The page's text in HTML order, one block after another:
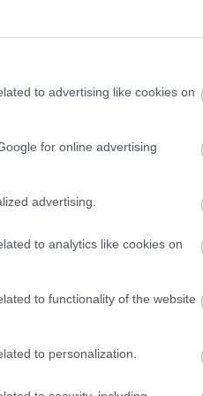
to advertising like cookies on
for online advertising
advertising.
to analytics like cookies on
to functionality of the website
to personalization.
του
αρρυθμιολογικό
πράξη
θα απασχοληθεί
και καταγραφή